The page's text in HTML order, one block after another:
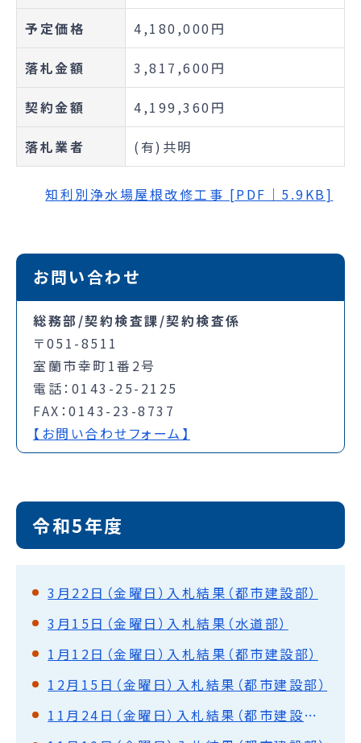
予定価格 4,180,000円
落札金額 3,817,600円
契約金額 4,199,360円
落札業者 (有)共明
知利別浄水場屋根改修工事 [PDF｜5.9KB]
お問い合わせ
総務部/契約検査課/契約検査係
〒051-8511
室蘭市幸町1番2号
電話：0143-25-2125
FAX：0143-23-8737
【お問い合わせフォーム】
令和5年度
3月22日（金曜日）入札結果（都市建設部）
3月15日（金曜日）入札結果（水道部）
1月12日（金曜日）入札結果（都市建設部）
12月15日（金曜日）入札結果（都市建設部）
11月24日（金曜日）入札結果（都市建設部・水道部）